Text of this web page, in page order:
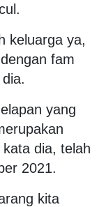
keluarga ya,
fam
yang
dia, telah
2021.
kita